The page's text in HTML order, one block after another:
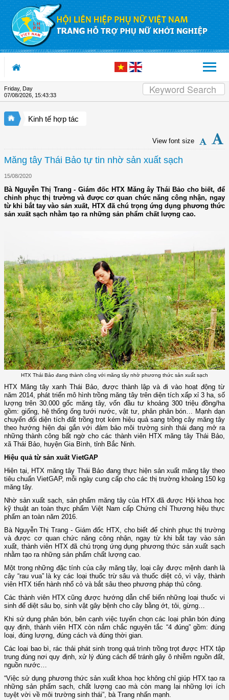
Skip to Content
Friday, Day
07/08/2026 15:43:33
Kinh tế hợp tác
View font size
Măng tây Thái Bảo tự tin nhờ sản xuất sạch
15/08/2020
Bà Nguyễn Thị Trang - Giám đốc HTX Măng ây Thái Bảo cho biết, để
chinh phục thị trường và được cơ quan chức năng công nhận, ngay
từ khi bắt tay vào sản xuất, HTX đã chú trọng ứng dụng phương thức
sản xuất sạch nhằm tạo ra những sản phẩm chất lượng cao.
HTX Thái Bảo đang thành công với măng tây nhờ phương thức sản xuất sạch
HTX Măng tây xanh Thái Bảo, được thành lập và đi vào hoạt động từ
năm 2014, phát triển mô hình trồng măng tây trên diện tích xấp xỉ 3 ha, số
lượng trên 30.000 gốc măng tây, vốn đầu tư khoảng 300 triệu đồng/ha
gồm: giống, hệ thống ống tưới nước, vật tư, phân phân bón… Mạnh dạn
chuyển đổi diện tích đất trồng trọt kém hiệu quả sang trồng cây măng tây
theo hướng hiện đại gắn với đảm bảo môi trường sinh thái đang mở ra
những thành công bất ngờ cho các thành viên HTX măng tây Thái Bảo,
xã Thái Bảo, huyện Gia Bình, tỉnh Bắc Ninh.
Hiệu quả từ sản xuất VietGAP
Hiện tại, HTX măng tây Thái Bảo đang thực hiện sản xuất măng tây theo
tiêu chuẩn VietGAP, mỗi ngày cung cấp cho các thị trường khoảng 150 kg
măng tây.
Nhờ sản xuất sạch, sản phẩm măng tây của HTX đã được Hội khoa học
kỹ thuật an toàn thực phẩm Việt Nam cấp Chứng chỉ Thương hiệu thực
phẩm an toàn năm 2016.
Bà Nguyễn Thị Trang - Giám đốc HTX, cho biết để chinh phục thị trường
và được cơ quan chức năng công nhận, ngay từ khi bắt tay vào sản
xuất, thành viên HTX đã chú trọng ứng dụng phương thức sản xuất sạch
nhằm tạo ra những sản phẩm chất lượng cao.
Một trong những đặc tính của cây măng tây, loại cây được mệnh danh là
cây “rau vua” là kỵ các loại thuốc trừ sâu và thuốc diệt cỏ, vì vậy, thành
viên HTX tiến hành nhổ cỏ và bắt sâu theo phương pháp thủ công.
Các thành viên HTX cũng được hướng dẫn chế biến những loại thuốc vi
sinh để diệt sâu bọ, sinh vật gây bệnh cho cây bằng ớt, tỏi, gừng…
Khi sử dụng phân bón, bên cạnh việc tuyển chọn các loại phân bón đúng
quy định, thành viên HTX còn nắm chắc nguyên tắc “4 đúng” gồm: đúng
loại, đúng lượng, đúng cách và đúng thời gian.
Các loại bao bì, rác thải phát sinh trong quá trình trồng trọt được HTX tập
trung đúng nơi quy định, xử lý đúng cách để tránh gây ô nhiễm nguồn đất,
nguồn nước…
“Việc sử dụng phương thức sản xuất khoa học không chỉ giúp HTX tạo ra
những sản phẩm sạch, chất lượng cao mà còn mang lại những lợi ích
tuyệt vời về môi trường sinh thái”, bà Trang nhấn mạnh.